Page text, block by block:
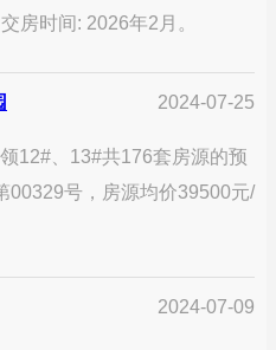
房时间: 2026年2月。
2024-07-25
12#、13#共176套房源的预
00329号，房源均价39500元/
2024-07-09